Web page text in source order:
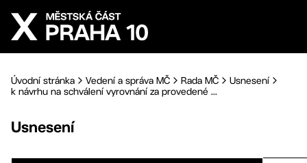
Přejít na hlavní obsah
Úvodní stránka Vedení a správa MČ Rada MČ
Usnesení
k návrhu na schválení vyrovnání za provedené ...
Usnesení